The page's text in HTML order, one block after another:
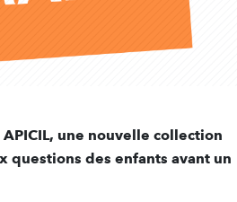
APICIL, une nouvelle collection
questions des enfants avant un